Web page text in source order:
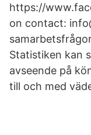
https://
on contact:
Statistiken kan
avseende på
till och med